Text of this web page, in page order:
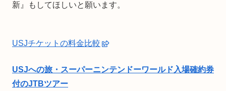
新』もしてほしいと願います。
USJチケットの料金比較
USJへの旅・スーパーニンテンドーワールド入場確約券
付のJTBツアー